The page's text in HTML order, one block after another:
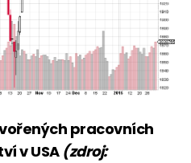
pracovních
v USA (zdroj: